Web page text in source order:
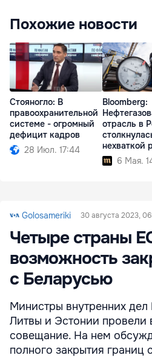
Похожие новости
Стояногло: В
правоохранительной
системе - огромный
дефицит кадров
28 Июл. 17:44
Bloomberg:
отрасль в
нехваткой
6 Мая.
Golosameriki 30 августа 2023,
Четыре страны
возможность
с Беларусью
Министры внутренних
Литвы и Эстонии провели
совещание. На нем
полного закрытия границ